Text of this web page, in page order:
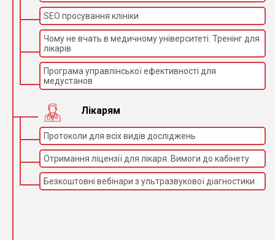
SEO просування клініки
Чому не вчать в медичному університеті. Тренінг для
лікарів
Програма управлінської ефективності для
медустанов
Лікарям
Протоколи для всіх видів досліджень
Отримання ліцензії для лікаря. Вимоги до кабінету
Безкоштовні вебінари з ультразвукової діагностики